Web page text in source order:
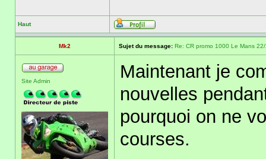
Haut
Mk2 Sujet du message: Re: CR promo 1000 Le Mans
Site Admin
Maintenant je
nouvelles
pourquoi on ne
courses.